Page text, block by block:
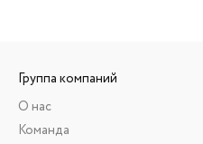
Группа компаний
О нас
Команда